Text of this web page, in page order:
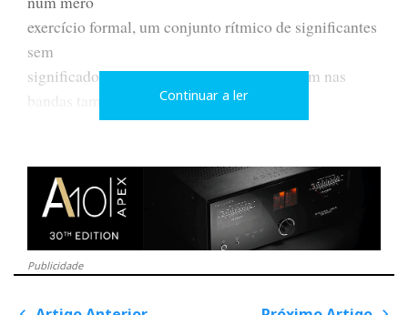
exercício formal, um conjunto rítmico de significantes
sem
significado». Se calhar as pessoas que pegam nas
bandas também têm de
ter esse cuidado, se elas nos transmitem alguma coisa
querer falar em nomes, ambos temos a noção que
muitas bandas que andam
por aí, mesmo cantando em Português, não nos dizem
muito.
Continuar a ler
Publicidade